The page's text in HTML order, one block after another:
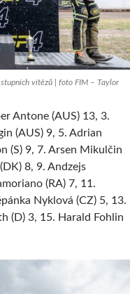
vítězů | foto FIM – Taylor
Antone (AUS) 13, 3.
(AUS) 9, 5. Adrian
(S) 9, 7. Arsen Mikulčin
8, 9. Andzejs
(RA) 7, 11.
Nyklová (CZ) 5, 13.
(D) 3, 15. Harald Fohlin